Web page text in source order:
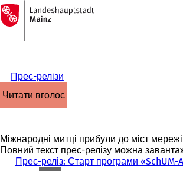
Перейти до змісту
На
головну
сторінку
Прес-релізи
читати вголос
Міжнародні митці прибули до міст
Повний текст прес-релізу можна
Прес-реліз: Старт програми